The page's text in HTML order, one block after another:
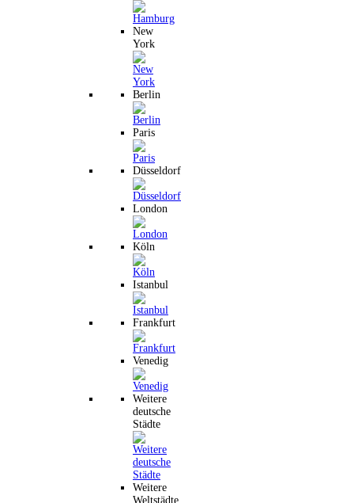
New
York
Berlin
Paris
Düsseldorf
London
Köln
Istanbul
Frankfurt
Venedig
Weitere
deutsche
Städte
Weitere
Weltstädte